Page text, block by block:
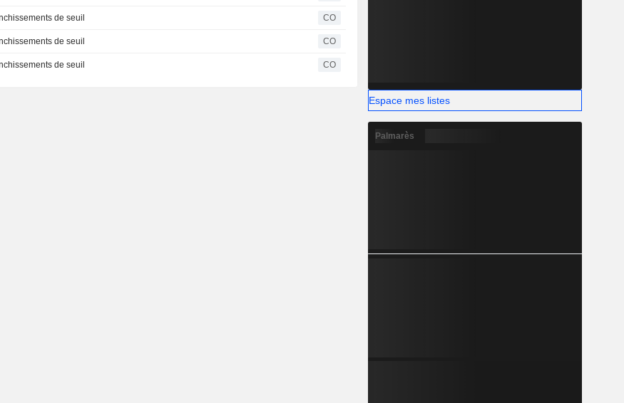
de seuil CO
de seuil CO
de seuil CO
Espace mes listes
Palmarès